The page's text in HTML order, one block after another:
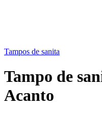
Tampos de sanita
Tampo de
Acanto